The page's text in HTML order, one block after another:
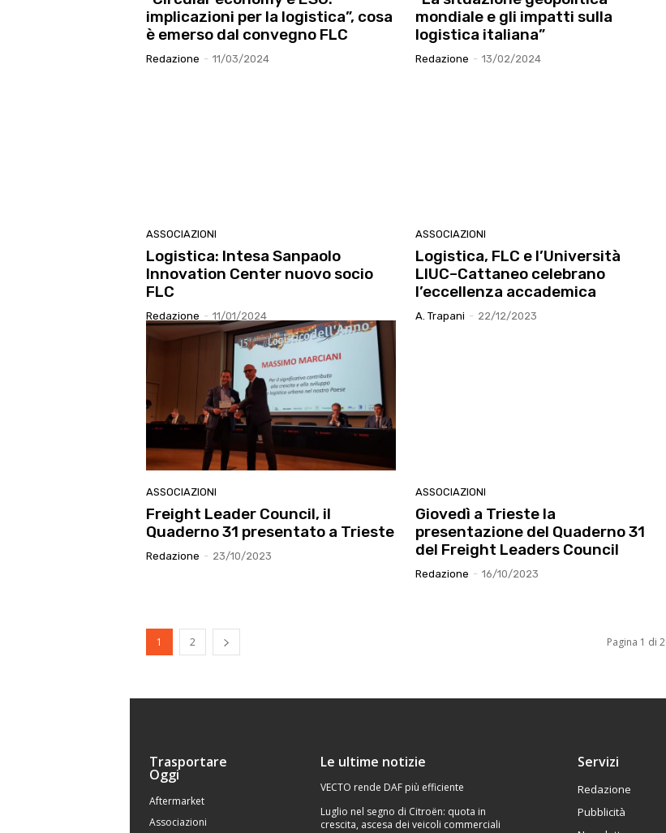
implicazioni per la logistica”, cosa
è emerso dal convegno FLC
Redazione - 11/03/2024
mondiale e gli impatti sulla
logistica italiana”
Redazione - 13/02/2024
ASSOCIAZIONI
Logistica: Intesa Sanpaolo
Innovation Center nuovo socio
FLC
Redazione - 11/01/2024
ASSOCIAZIONI
Logistica, FLC e l’Università
LIUC–Cattaneo celebrano
l’eccellenza accademica
A. Trapani - 22/12/2023
ASSOCIAZIONI
Freight Leader Council, il
Quaderno 31 presentato a Trieste
Redazione - 23/10/2023
ASSOCIAZIONI
Giovedì a Trieste la
presentazione del Quaderno 31
del Freight Leaders Council
Redazione - 16/10/2023
1 2 Pagina 1 di 2
Trasportare
Oggi
Aftermarket
Associazioni
Le ultime notizie
VECTO rende DAF più efficiente
Luglio nel segno di Citroën: quota in
crescita, ascesa dei veicoli commerciali
Servizi
Redazione
Pubblicità